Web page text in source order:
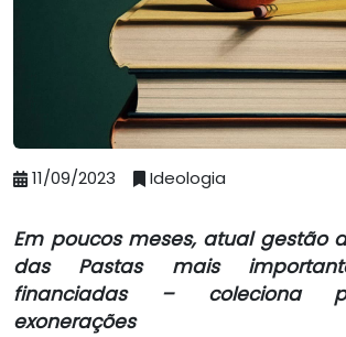
11/09/2023 Ideologia
Em poucos meses, atual gestão
das Pastas mais
financiadas – coleciona
exonerações